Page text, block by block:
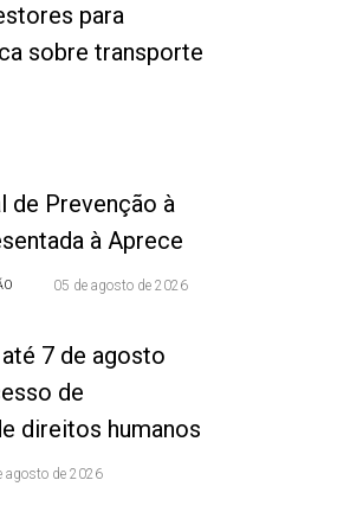
para
sobre transporte
de Prevenção à
à Aprece
05 de agosto de 2026
7 de agosto
de
direitos humanos
agosto de 2026